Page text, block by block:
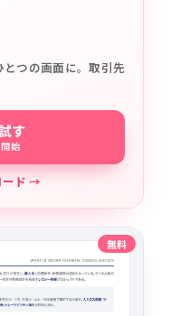
つの画面に。取引先
す
始
ード →
無料